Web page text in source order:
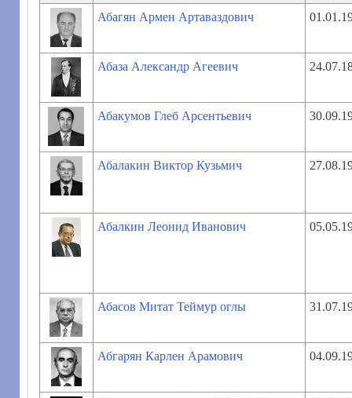
Абагян Армен Артаваздович
Абаза Александр Агеевич
Абакумов Глеб Арсентьевич
Абалакин Виктор Кузьмич
Абалкин Леонид Иванович
Абасов Митат Теймур оглы
Абгарян Карлен Арамович